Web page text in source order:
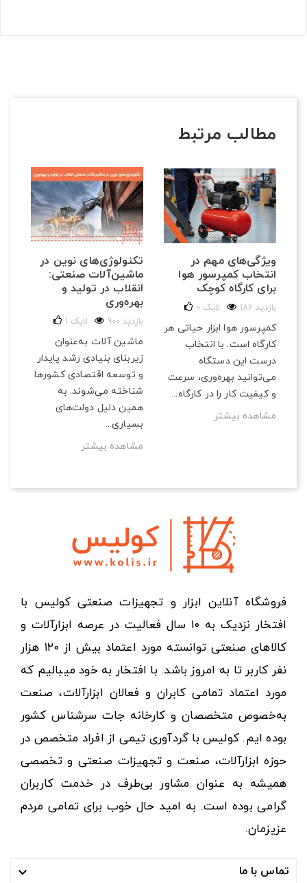
مطالب مرتبط
تکنولوژی‌های نوین در
ماشین‌آلات صنعتی:
انقلاب در تولید و
بهره‌وری
900 بازدید 1 لایک
ماشین آلات به‌عنوان
زیربنای بنیادی رشد پایدار
و توسعه اقتصادی کشورها
شناخته می‌شوند. به
همین دلیل دولت‌های
بسیاری...
مشاهده بیشتر
ویژگی‌های مهم در
انتخاب کمپرسور هوا
برای کارگاه‌ کوچک
186 بازدید 0 لایک
کمپرسور هوا ابزار حیاتی هر
کارگاه است. با انتخاب
درست این دستگاه
می‌توانید بهره‌وری، سرعت
و کیفیت کار را در کارگاه...
مشاهده بیشتر
فروشگاه آنلاین ابزار و تجهیزات صنعتی کولیس با
افتخار نزدیک به ۱۰ سال فعالیت در عرصه ابزارآلات و
کالاهای صنعتی توانسته مورد اعتماد بیش از ۱۲۰ هزار
نفر کاربر تا به امروز باشد. با افتخار به خود میبالیم که
مورد اعتماد تمامی کابران و فعالان ابزارآلات، صنعت
به‌خصوص متخصصان و کارخانه جات سرشناس کشور
بوده ایم. کولیس با گردآوری تیمی از افراد متخصص در
حوزه ابزارآلات، صنعت و تجهیزات صنعتی و تخصصی
همیشه به عنوان مشاور بی‌طرف در خدمت کاربران
گرامی بوده است. به امید حال خوب برای تمامی مردم
عزیزمان.
تماس با ما 